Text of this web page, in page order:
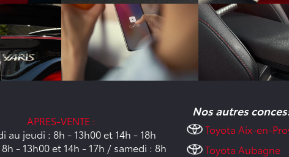
APRES-VENTE :
au jeudi : 8h - 13h00 et 14h - 18h
- 13h00 et 14h - 17h / samedi : 8h
Nos autres
Toyota Aix-en-
Toyota Aubagne